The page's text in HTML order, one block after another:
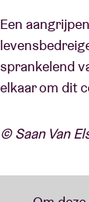
Een
sprankelend
elkaar om dit
© Saan Van